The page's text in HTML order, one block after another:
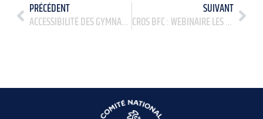
PRÉCÉDENT
ACCESSIBILITÉ DES GYMNASES MULTISPORTS : UN GUIDE RÉFÉRENCE
SUIVANT
CROS BFC : WEBINAIRE LES VIOLENCES NUMÉRIQUES DANS LE SPORT